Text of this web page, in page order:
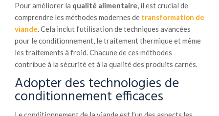
Pour améliorer la qualité alimentaire, il est crucial de
comprendre les méthodes modernes de transformation de
viande. Cela inclut l’utilisation de techniques avancées
pour le conditionnement, le traitement thermique et même
les traitements à froid. Chacune de ces méthodes
contribue à la sécurité et à la qualité des produits carnés.
Adopter des technologies de
conditionnement efficaces